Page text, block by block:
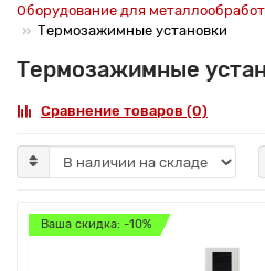
Оборудование для
Термозажимные установки
Термозажимные
Сравнение товаров (0)
Ваша скидка: -10%